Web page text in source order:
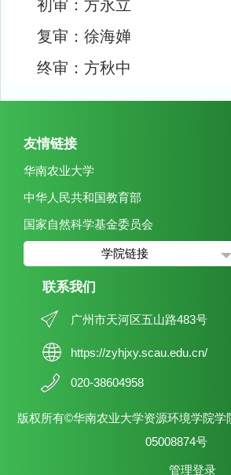
初审：方永立
复审：徐海婵
终审：方秋中
友情链接
华南农业大学
中华人民共和国教育部
国家自然科学基金委员会
学院链接
联系我们
广州市天河区五山路483号
https://zyhjxy.scau.edu.cn/
020-38604958
版权所有©华南农业大学资源环境学院学
05008874号
管理登录